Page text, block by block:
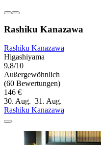
Rashiku Kanazawa
Rashiku Kanazawa
Higashiyama
9,8/10
Außergewöhnlich
(60 Bewertungen)
146 €
30. Aug.–31. Aug.
Rashiku Kanazawa